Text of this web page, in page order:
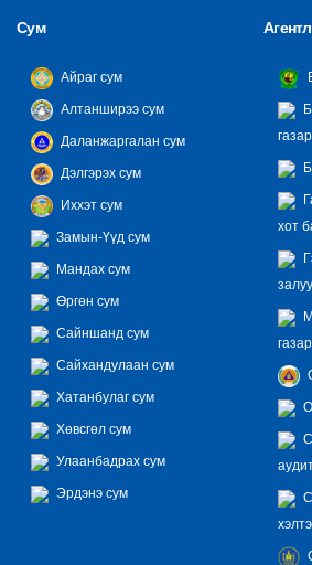
Сум
Айраг сум
Алтанширээ сум
Даланжаргалан сум
Дэлгэрэх сум
Иххэт сум
Замын-Үүд сум
Мандах сум
Өргөн сум
Сайншанд сум
Сайхандулаан сум
Хатанбулаг сум
Хөвсгөл сум
Улаанбадрах сум
Эрдэнэ сум
газар
хот